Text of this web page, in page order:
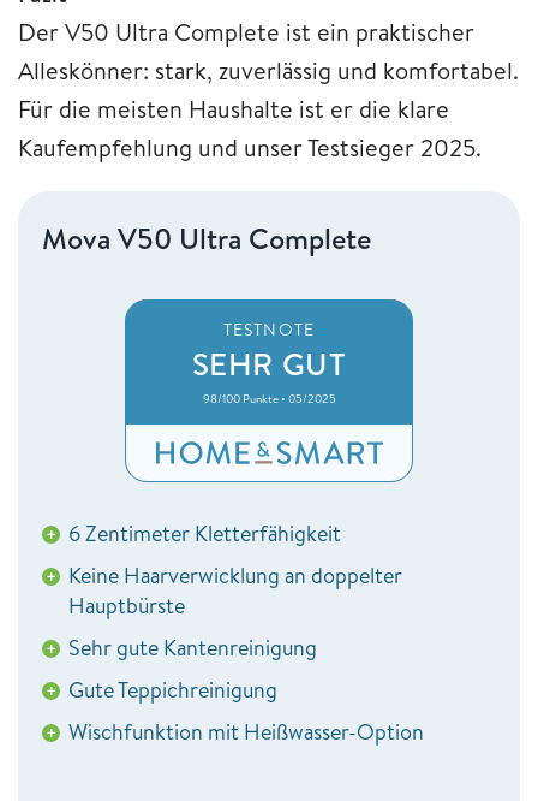
Der V50 Ultra Complete ist ein praktischer
Alleskönner: stark, zuverlässig und komfortabel.
Für die meisten Haushalte ist er die klare
Kaufempfehlung und unser Testsieger 2025.
Mova V50 Ultra Complete
TESTNOTE
SEHR GUT
98/100 Punkte • 05/2025
+ 6 Zentimeter Kletterfähigkeit
+ Keine Haarverwicklung an doppelter
Hauptbürste
+ Sehr gute Kantenreinigung
+ Gute Teppichreinigung
+ Wischfunktion mit Heißwasser-Option